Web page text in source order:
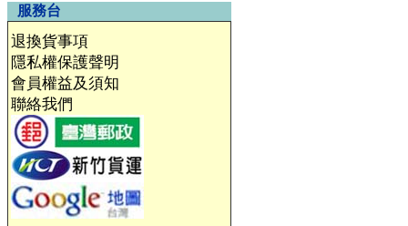
服務台
退換貨事項
隱私權保護聲明
會員權益及須知
聯絡我們